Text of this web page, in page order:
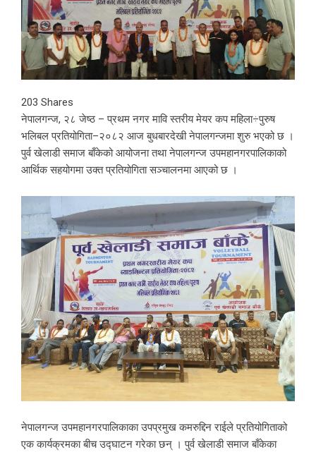
203 Shares
नेपालगन्ज, २८ जेष्ठ – प्रथम नगर मावि स्तरीय मेयर कप महिला÷पुरुष
भलिबल प्रतियोगिता–२०८२ आज बुधबारदेखी नेपालगन्जमा शुरु भएको छ ।
पुर्व खेलाडी समाज बाँकेको आयोजना तथा नेपालगन्ज उपमहानगरपालिकाको
आर्थिक सहयोगमा उक्त प्रतियोगिता सञ्चालनमा आएको छ ।
नेपालगन्ज उपमहानगरपालिकाका उपप्रमुख कमरुद्दिन राईले प्रतियोगिताको
एक कार्यक्रमका बीच उद्घाटन गरेका छन् । पुर्व खेलाडी समाज बाँकेका